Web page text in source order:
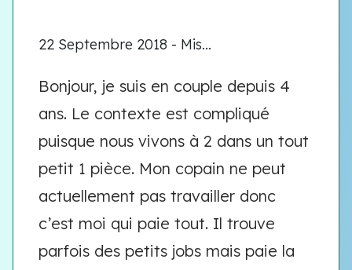
22 Septembre 2018 - Mis...
Bonjour, je suis en couple depuis 4
ans. Le contexte est compliqué
puisque nous vivons à 2 dans un tout
petit 1 pièce. Mon copain ne peut
actuellement pas travailler donc
c’est moi qui paie tout. Il trouve
parfois des petits jobs mais paie la